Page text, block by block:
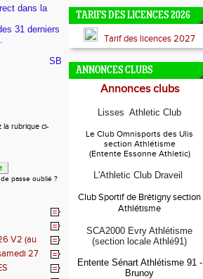
dans la
31 derniers
SB
la rubrique ci-
passe oublié ?
V2 (au
27
TARIFS DES LICENCES 2026
Tarif des licences 2027
ANNONCES CLUBS
Annonces clubs
Lisses Athletic Club
Le Club Omnisports des Ulis
section Athlétisme
(Entente Essonne Athletic)
L'Athletic Club Draveil
Club Sportif de Brétigny section
Athlétisme
SCA2000 Evry Athlétisme
(section locale Athlé91)
Entente Sénart Athlétisme 91 -
Brunoy